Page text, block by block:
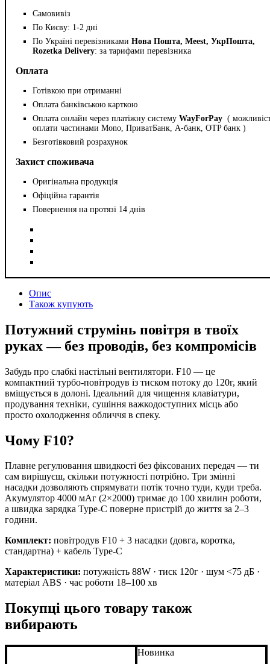
Самовивіз
По Києву: 1-2 дні
По Україні перевізниками Нова Пошта, Meest, УкрПошта,
Rozetka Delivery: за тарифами перевізника
Оплата
Готівкою при отриманні
Оплата банківською карткою
Оплата онлайн через платіжну систему WayForPay (
оплати частинами Mono, ПриватБанк, А-банк, OTP банк )
Безготівковий розрахунок
Захист споживача
Оригінальна продукція
Офіційна гарантія
Повернення на протязі 14 днів
Опис
Також купують
Потужний струмінь повітря в твоїх
руках — без проводів, без компромісів
Забудь про слабкі настільні вентилятори. F10 — це
компактний турбо-повітродув із тиском потоку до 120г, який
вміщується в долоні. Ідеальний для чищення клавіатури,
продування техніки, сушіння важкодоступних місць або
просто охолодження обличчя в спеку.
Чому F10?
Плавне регулювання швидкості без фіксованих передач — ти
сам вирішуєш, скільки потужності потрібно. Три змінні
насадки дозволяють спрямувати потік точно туди, куди треба.
Акумулятор 4000 мАг (2×2000) тримає до 100 хвилин роботи,
а швидка зарядка Type-C поверне пристрій до життя за 2–3
години.
Комплект: повітродув F10 + 3 насадки (довга, коротка,
стандартна) + кабель Type-C
Характеристики: потужність 88W · тиск 120г · шум <75 дБ ·
матеріал ABS · час роботи 18–100 хв
Покупці цього товару також
вибирають
Новинка